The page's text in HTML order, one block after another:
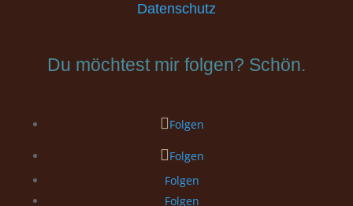
Datenschutz
Du möchtest mir folgen? Schön.
Folgen
Folgen
Folgen
Folgen